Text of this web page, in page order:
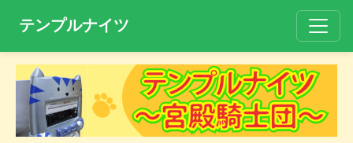
テンプルナイツ